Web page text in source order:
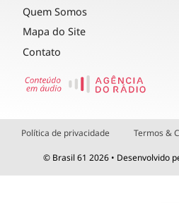
Quem Somos
Mapa do Site
Contato
Política de privacidade Termos &
© Brasil 61 2026 • Desenvolvido